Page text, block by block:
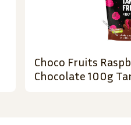
Choco Fruits
Chocolate 100g